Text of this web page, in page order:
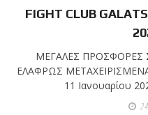
επίσημα T-
shirts του
Ιωάννη
Θεοφάνους
FIGHT CLUB
ΜΕΓΑΛΕΣ ΠΡΟΣΦΟΡΕΣ
ΕΛΑΦΡΩΣ ΜΕΤΑΧΕΙΡΙΣΜΕΝΑ
11 Ιανουαρίου